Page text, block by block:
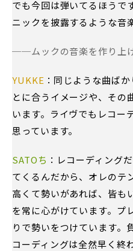
でも今回は弾いてるほうで
ニックを披露するような音
──ムックの音楽を作り上
YUKKE ：同じような曲ば
とに合うイメージや、その
います。ライヴでもレコー
思っています。
SATOち ：レコーディング
てくるんだから、オレのテ
高くて勢いがあれば、皆も
を常に心がけています。プ
りで勢いをつけています。
コーディングは全然早く終